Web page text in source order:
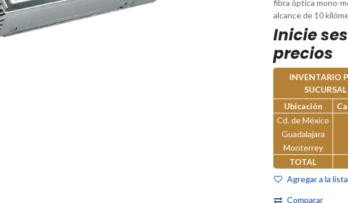
fibra óptica mono-
alcance de 10
Inicie
precios
INVENTARIO
SUCURSAL
Ubicación
Cd. de México
Guadalajara
Monterrey
TOTAL
Agregar a la
Comparar